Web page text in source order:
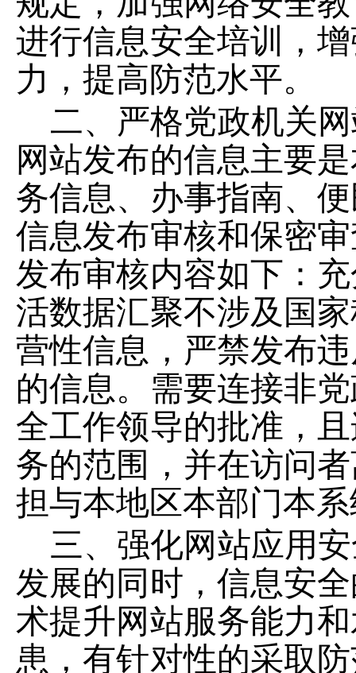
进行信息安全培训，
力，提高防范水平。
二、严格党政机关
网站发布的信息主要
务信息、办事指南、
信息发布审核和保密
发布审核内容如下：
活数据汇聚不涉及国
营性信息，严禁发布
的信息。需要连接非
全工作领导的批准，
务的范围，并在访问
担与本地区本部门本
三、强化网站应用
发展的同时，信息安
术提升网站服务能力
患，有针对性的采取